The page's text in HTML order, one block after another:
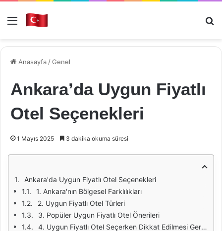
Menü
Anasayfa /Genel
Ankara’da Uygun Fiyatlı
Otel Seçenekleri
1 Mayıs 2025 3 dakika okuma süresi
Ankara'da Uygun Fiyatlı Otel Seçenekleri
1. Ankara'nın Bölgesel Farklılıkları
2. Uygun Fiyatlı Otel Türleri
3. Popüler Uygun Fiyatlı Otel Önerileri
4. Uygun Fiyatlı Otel Seçerken Dikkat Edilmesi Gerekenler